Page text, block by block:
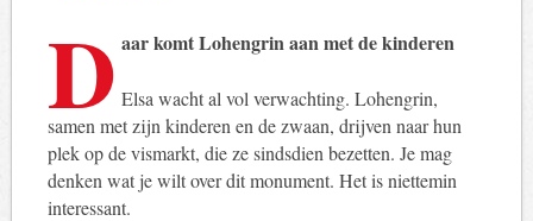
D aar komt Lohengrin aan met de kinderen
Elsa wacht al vol verwachting. Lohengrin,
samen met zijn kinderen en de zwaan, drijven naar hun
plek op de vismarkt, die ze sindsdien bezetten. Je mag
denken wat je wilt over dit monument. Het is niettemin
interessant.